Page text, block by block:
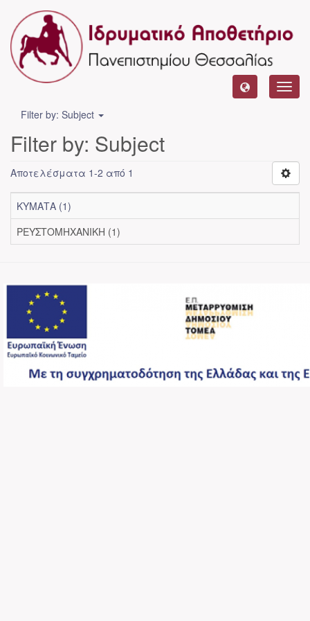
Filter by: Subject
Filter by: Subject
Αποτελέσματα 1-2 από 1
ΚΥΜΑΤΑ (1)
ΡΕΥΣΤΟΜΗΧΑΝΙΚΗ (1)